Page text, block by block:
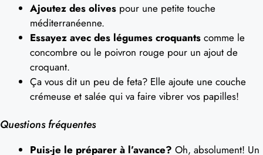
Ajoutez des olives pour une petite touche
méditerranéenne.
Essayez avec des légumes croquants comme le
concombre ou le poivron rouge pour un ajout de
croquant.
Ça vous dit un peu de feta? Elle ajoute une couche
crémeuse et salée qui va faire vibrer vos papilles!
Questions fréquentes
Puis-je le préparer à l’avance? Oh, absolument! Un